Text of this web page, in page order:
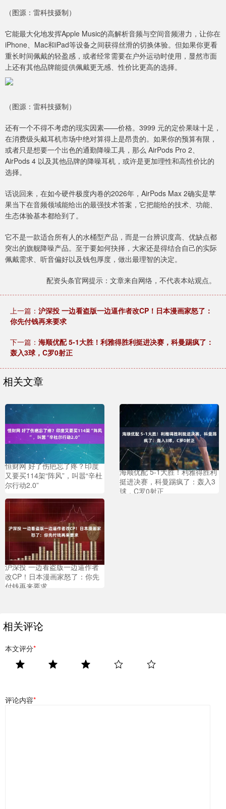
（图源：雷科技摄制）
它能最大化地发挥Apple Music的高解析音频与空间音频潜力，让你在
iPhone、Mac和iPad等设备之间获得丝滑的切换体验。但如果你更看
重长时间佩戴的轻盈感，或者经常需要在户外运动时使用，显然市面
上还有其他品牌能提供佩戴更无感、性价比更高的选择。
（图源：雷科技摄制）
还有一个不得不考虑的现实因素——价格。3999 元的定价果味十足，
在消费级头戴耳机市场中绝对算得上是昂贵的。如果你的预算有限，
或者只是想要一个出色的通勤降噪工具，那么 AirPods Pro 2、
AirPods 4 以及其他品牌的降噪耳机，或许是更加理性和高性价比的
选择。
话说回来，在如今硬件极度内卷的2026年，AirPods Max 2确实是苹
果当下在音频领域能给出的最强技术答案，它把能给的技术、功能、
生态体验基本都给到了。
它不是一款适合所有人的水桶型产品，而是一台辨识度高、优缺点都
突出的旗舰降噪产品。至于要如何抉择，大家还是得结合自己的实际
佩戴需求、听音偏好以及钱包厚度，做出最理智的决定。
配资头条官网提示：文章来自网络，不代表本站观点。
上一篇： 沪深投 一边看盗版一边逼作者改CP！日本漫画家怒了：
你先付钱再来要求
下一篇： 海顺优配 5-1大胜！利雅得胜利挺进决赛，科曼踢疯了：
轰入3球，C罗0射正
相关文章
恒财网 好了伤疤忘了疼？印度
又要买114架“阵风”，叫嚣“辛杜
尔行动2.0”
海顺优配 5-1大胜！利雅得胜利
挺进决赛，科曼踢疯了：轰入3
球，C罗0射正
沪深投 一边看盗版一边逼作者
改CP！日本漫画家怒了：你先
付钱再来要求
相关评论
本文评分*
评论内容*